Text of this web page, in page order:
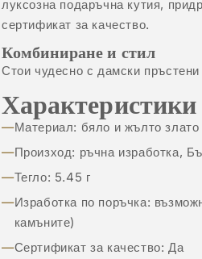
луксозна подаръчна кутия,
сертификат за качество.
Комбиниране и стил
Стои чудесно с дамски пръстени
Характеристики
Материал: бяло и жълто
Произход: ръчна изработка,
Тегло: 5.45 г
Изработка по поръчка:
камъните)
Сертификат за качество: Да